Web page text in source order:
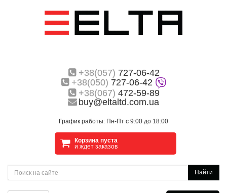
+38(057) 727-06-42
+38(050) 727-06-42
+38(067) 472-59-89
buy@eltaltd.com.ua
График работы: Пн-Пт с 9:00 до 18:00
Корзина пуста
и ждет заказов
Найти